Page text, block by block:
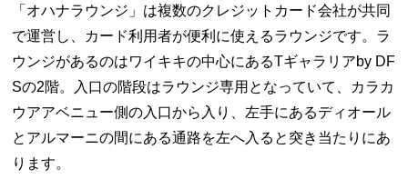
「オハナラウンジ」は複数のクレジットカード会社が共同
で運営し、カード利用者が便利に使えるラウンジです。ラ
ウンジがあるのはワイキキの中心にあるTギャラリアby DF
Sの2階。入口の階段はラウンジ専用となっていて、カラカ
ウアアベニュー側の入口から入り、左手にあるディオール
とアルマーニの間にある通路を左へ入ると突き当たりにあ
ります。